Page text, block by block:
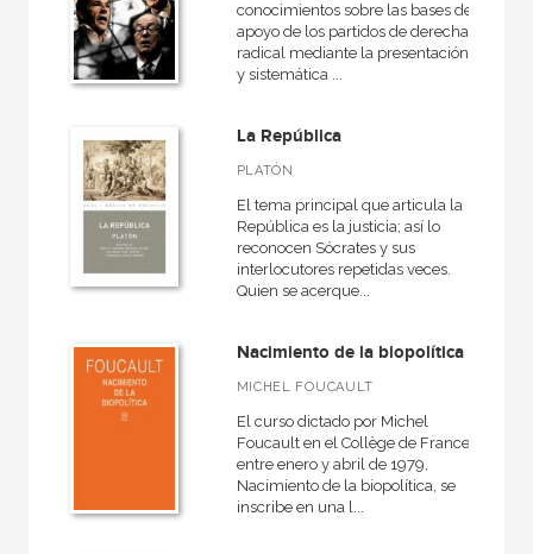
Catálogos PDF
conocimientos sobre las bases de
apoyo de los partidos de derecha
radical mediante la presentación
y sistemática ...
La República
PLATÓN
El tema principal que articula la
República es la justicia; así lo
reconocen Sócrates y sus
interlocutores repetidas veces.
Quien se acerque...
Nacimiento de la biopolítica
MICHEL FOUCAULT
El curso dictado por Michel
Foucault en el Collège de France
entre enero y abril de 1979,
Nacimiento de la biopolítica, se
inscribe en una l...